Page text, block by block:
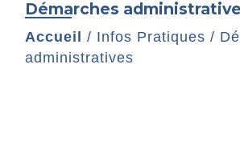
Démarches
Accueil / Infos Pratiques /
administratives